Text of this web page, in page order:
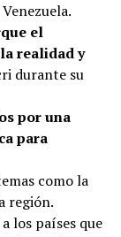
el
realidad y
durante su
por una
para
como la
región.
los países que